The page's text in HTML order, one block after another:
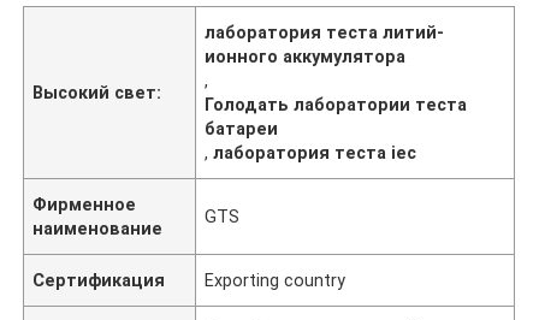
Высокий свет:
лаборатория теста литий-
ионного аккумулятора
,
Голодать лаборатории теста
батареи
,лаборатория теста iec
Фирменное
наименование
GTS
Сертификация Exporting country